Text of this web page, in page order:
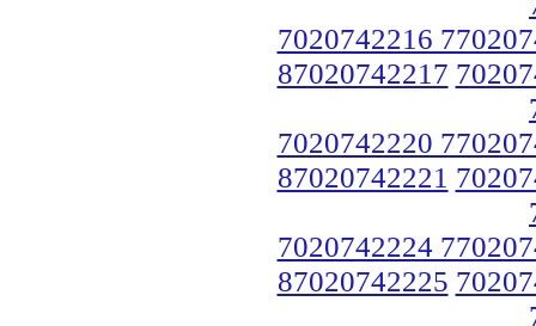
7020742216
87020742217
7020742220
87020742221
7020742224
87020742225